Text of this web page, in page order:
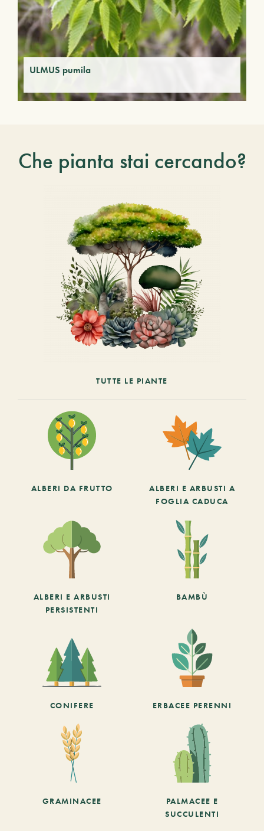
ULMUS pumila
Che pianta stai cercando?
TUTTE LE PIANTE
ALBERI DA FRUTTO
ALBERI E ARBUSTI A
FOGLIA CADUCA
ALBERI E ARBUSTI
PERSISTENTI
BAMBÙ
CONIFERE ERBACEE PERENNI
GRAMINACEE
PALMACEE E
SUCCULENTI